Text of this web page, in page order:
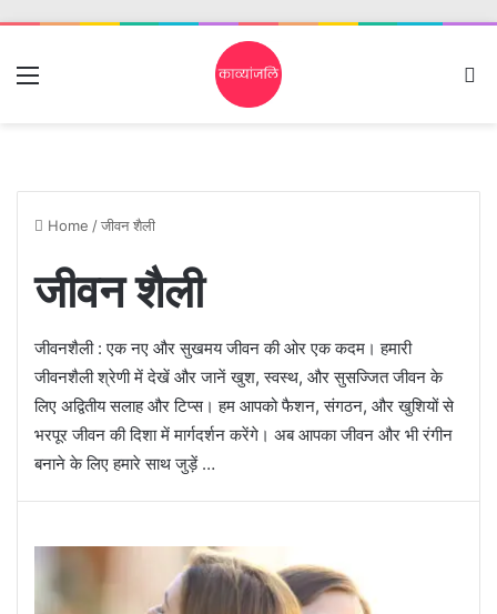
Home /जीवन शैली
जीवन शैली
जीवनशैली : एक नए और सुखमय जीवन की ओर एक कदम। हमारी
जीवनशैली श्रेणी में देखें और जानें खुश, स्वस्थ, और सुसज्जित जीवन के
लिए अद्वितीय सलाह और टिप्स। हम आपको फैशन, संगठन, और खुशियों से
भरपूर जीवन की दिशा में मार्गदर्शन करेंगे। अब आपका जीवन और भी रंगीन
बनाने के लिए हमारे साथ जुड़ें …